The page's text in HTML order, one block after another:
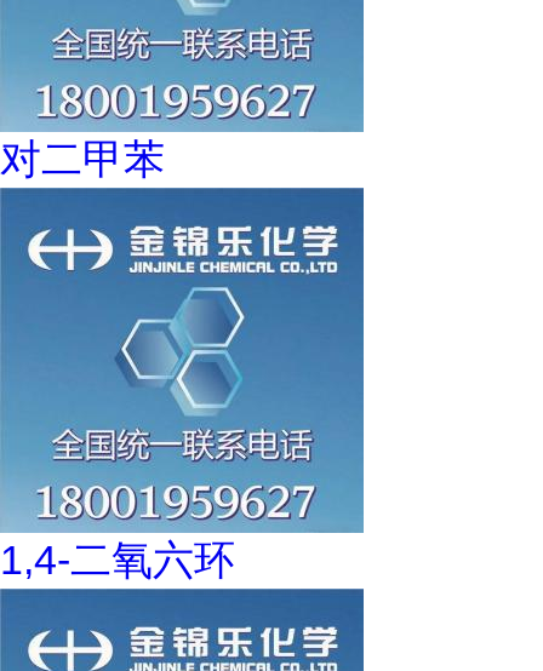
对二甲苯
1,4-二氧六环